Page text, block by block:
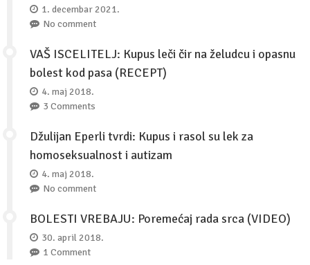
1. decembar 2021.
No comment
VAŠ ISCELITELJ: Kupus leči čir na želudcu i opasnu
bolest kod pasa (RECEPT)
4. maj 2018.
3 Comments
Džulijan Eperli tvrdi: Kupus i rasol su lek za
homoseksualnost i autizam
4. maj 2018.
No comment
BOLESTI VREBAJU: Poremećaj rada srca (VIDEO)
30. april 2018.
1 Comment